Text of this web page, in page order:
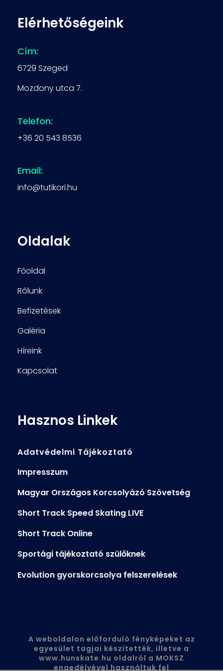
Elérhetőségeink
Cím:
6729 Szeged
Mozdony utca 7.
Telefon:
+36 20 543 8536
Email:
info@tutikori.hu
Oldalak
Főoldal
Rólunk
Befizetések
Galéria
Híreink
Kapcsolat
Hasznos Linkek
Adatvédelmi Tájékoztató
Impresszum
Magyar Országos Korcsolyázó Szövetség
Short Track Speed Skating LIVE
Short Track Online
Sportági tájékoztató szülőknek
Evolution gyorskorcsolya felszerelések
A weboldalon előforduló fényképeket az
egyesület tagjai készítették, illetve a
www.hunskate.hu oldalról a MOKSZ
engedélyével használtuk fel